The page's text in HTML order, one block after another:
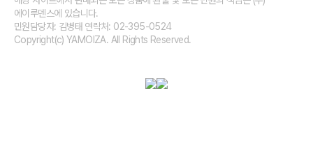
에이루덴스에 있습니다.
민원담당자: 김병태 연락처: 02-395-0524
Copyright(c) YAMOIZA. All Rights Reserved.